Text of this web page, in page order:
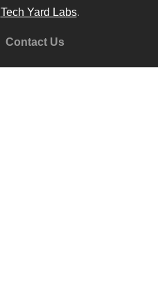
Tech Yard Labs.
Contact Us